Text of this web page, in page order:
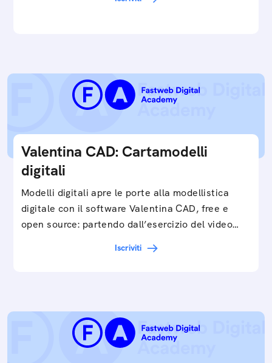
Valentina CAD: Cartamodelli
digitali
Modelli digitali apre le porte alla modellistica
digitale con il software Valentina CAD, free e
open source: partendo dall’esercizio del video…
Iscriviti